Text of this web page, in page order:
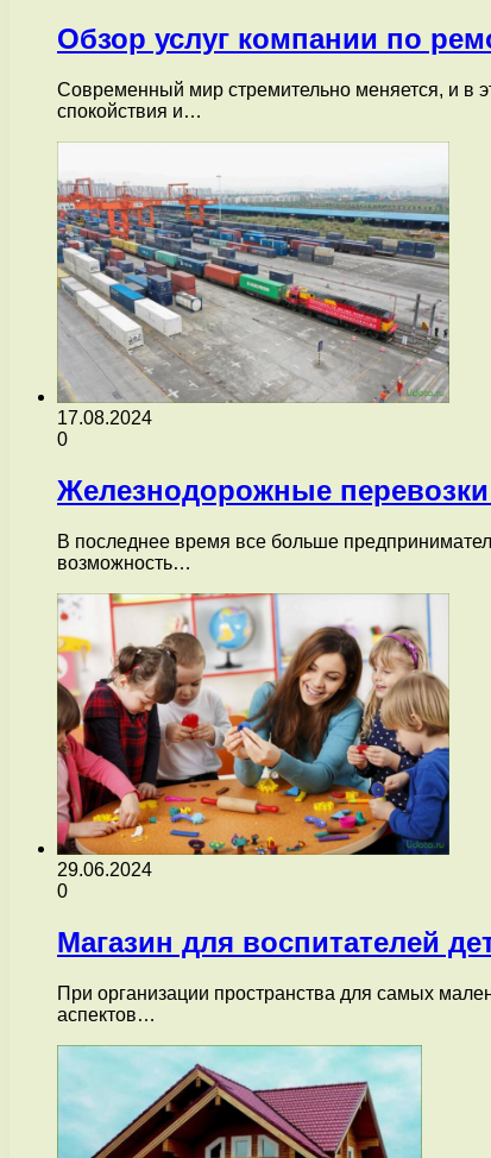
Обзор услуг компании по
Современный мир стремительно меняется, и в
спокойствия и…
17.08.2024
0
Железнодорожные
В последнее время все больше
возможность…
29.06.2024
0
Магазин для воспитателей
При организации пространства для самых
аспектов…